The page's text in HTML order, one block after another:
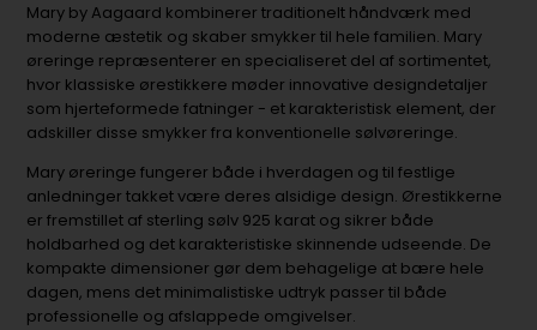
Mary by Aagaard kombinerer traditionelt håndværk med
moderne æstetik og skaber smykker til hele familien. Mary
øreringe repræsenterer en specialiseret del af sortimentet,
hvor klassiske ørestikkere møder innovative designdetaljer
som hjerteformede fatninger - et karakteristisk element, der
adskiller disse smykker fra konventionelle sølvøreringe.
Mary øreringe fungerer både i hverdagen og til festlige
anledninger takket være deres alsidige design. Ørestikkerne
er fremstillet af sterling sølv 925 karat og sikrer både
holdbarhed og det karakteristiske skinnende udseende. De
kompakte dimensioner gør dem behagelige at bære hele
dagen, mens det minimalistiske udtryk passer til både
professionelle og afslappede omgivelser.